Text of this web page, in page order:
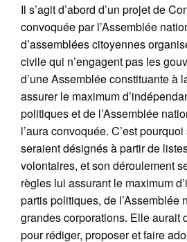
Il s’agit d’abord d’un projet de
convoquée par l’Assemblée
d’assemblées citoyennes
civile qui n’engagent pas les
d’une Assemblée constituante à
assurer le maximum
politiques et de l’Assemblée
l’aura convoquée. C’est
seraient désignés à partir de
volontaires, et son déroulement
règles lui assurant le maximum
partis politiques, de l’Assemblée
grandes corporations. Elle aurait
pour rédiger, proposer et faire